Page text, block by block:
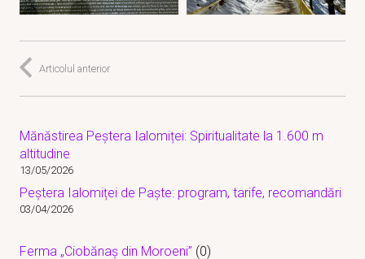
Articolul anterior
Mănăstirea Peștera Ialomiței: Spiritualitate la 1.600 m
altitudine
13/05/2026
Peștera Ialomiței de Paște: program, tarife, recomandări
03/04/2026
Ferma „Ciobănaș din Moroeni” (0)